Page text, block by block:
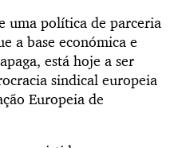
uma política de parceria
a base económica e
está hoje a ser
sindical europeia
Europeia de